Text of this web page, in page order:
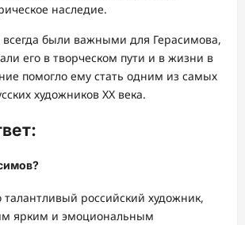
наследие.
были важными для Герасимова,
его в творческом пути и в жизни в
помогло ему стать одним из самых
художников XX века.
талантливый российский художник,
ярким и эмоциональным